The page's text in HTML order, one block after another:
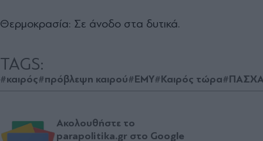
Θερμοκρασία: Σε άνοδο στα δυτικά.
TAGS:
#καιρός#πρόβλεψη καιρού#ΕΜΥ#Καιρός τώρα
Ακολουθήστε το
parapolitika.gr στο Google